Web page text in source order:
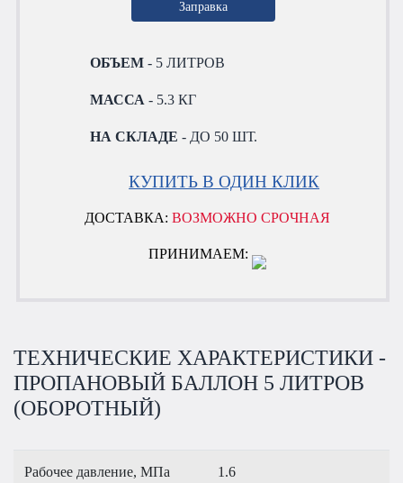
Заправка
ОБЪЕМ - 5 ЛИТРОВ
МАССА - 5.3 КГ
НА СКЛАДЕ - ДО 50 ШТ.
КУПИТЬ В ОДИН КЛИК
ДОСТАВКА:ВОЗМОЖНО СРОЧНАЯ
ПРИНИМАЕМ:
ТЕХНИЧЕСКИЕ ХАРАКТЕРИСТИКИ -
ПРОПАНОВЫЙ БАЛЛОН 5 ЛИТРОВ
(ОБОРОТНЫЙ)
Рабочее давление, МПа 1.6